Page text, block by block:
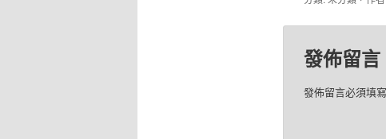
發佈留言
發佈留言必須填